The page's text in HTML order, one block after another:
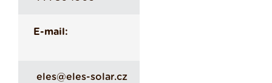
E-mail:
eles@eles-solar.cz